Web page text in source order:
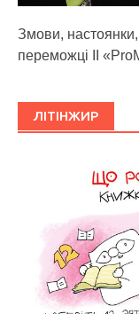
Змови,
переможці ІІ
ЛІТІНЖИР